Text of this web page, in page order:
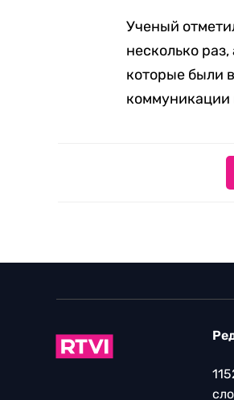
Ученый
несколько
которые были
коммуникации